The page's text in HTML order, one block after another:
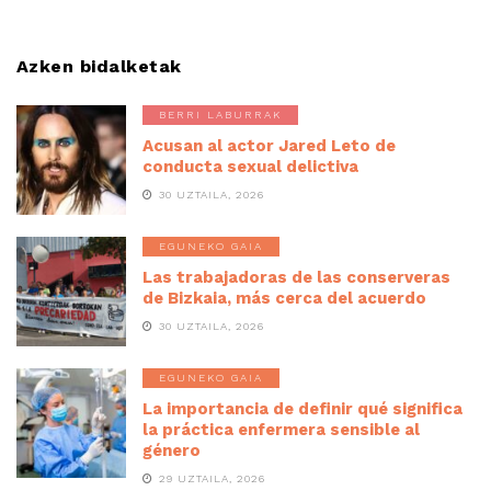
Azken bidalketak
BERRI LABURRAK
Acusan al actor Jared Leto de
conducta sexual delictiva
30 UZTAILA, 2026
EGUNEKO GAIA
Las trabajadoras de las conserveras
de Bizkaia, más cerca del acuerdo
30 UZTAILA, 2026
EGUNEKO GAIA
La importancia de definir qué significa
la práctica enfermera sensible al
género
29 UZTAILA, 2026